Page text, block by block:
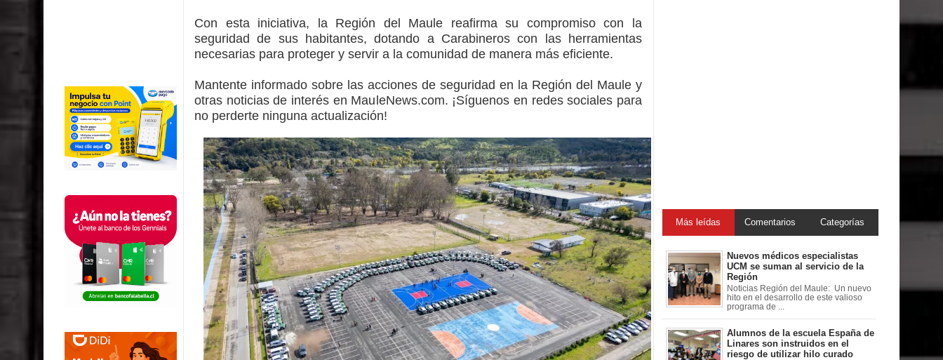
Con esta iniciativa, la Región del Maule reafirma su compromiso con la
seguridad de sus habitantes, dotando a Carabineros con las herramientas
necesarias para proteger y servir a la comunidad de manera más eficiente.
Mantente informado sobre las acciones de seguridad en la Región del Maule y
otras noticias de interés en MauleNews.com. ¡Síguenos en redes sociales para
no perderte ninguna actualización!
Más leídas Comentarios Categorías
Nuevos médicos especialistas
UCM se suman al servicio de la
Región
Noticias Región del Maule: Un nuevo
hito en el desarrollo de este valioso
programa de ...
Alumnos de la escuela España de
Linares son instruidos en el
riesgo de utilizar hilo curado